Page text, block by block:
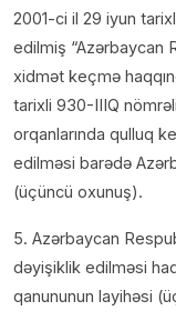
2001-ci il 29 iyun
edilmiş “Azərbaycan
xidmət keçmə
tarixli 930-IIIQ
orqanlarında qulluq
edilməsi barədə
(üçüncü oxunuş).
5. Azərbaycan
dəyişiklik edilməsi
qanununun layihəsi